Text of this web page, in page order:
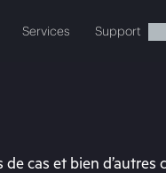
Services Support
cas et bien